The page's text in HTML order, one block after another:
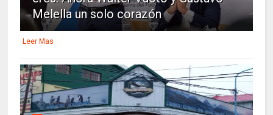
Melella un solo corazón
Leer Mas